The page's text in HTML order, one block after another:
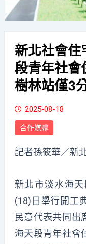
新北社會
段青年社
樹林站僅3
2025-08-18
合作媒體
記者孫筱華／新
新北市淡水海
(18)日舉行開工
民意代表共同出
海天段青年社會